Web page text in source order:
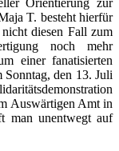
T. besteht hierfür
diesen Fall zum
noch mehr
einer fanatisierten
den 13. Juli
Auswärtigen Amt in
man unentwegt auf